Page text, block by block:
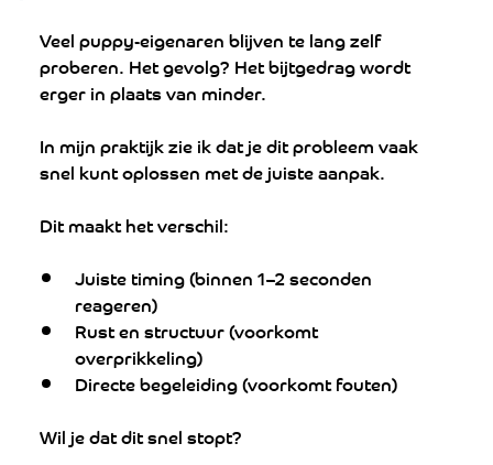
Veel puppy-eigenaren blijven te lang zelf
proberen. Het gevolg? Het bijtgedrag wordt
erger in plaats van minder.
In mijn praktijk zie ik dat je dit probleem vaak
snel kunt oplossen met de juiste aanpak.
Dit maakt het verschil:
Juiste timing (binnen 1–2 seconden
reageren)
Rust en structuur (voorkomt
overprikkeling)
Directe begeleiding (voorkomt fouten)
Wil je dat dit snel stopt?